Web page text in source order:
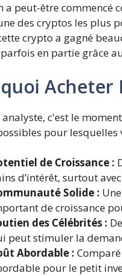
a peut-être commencé
des cryptos les plus
crypto a gagné
en partie grâce
Acheter
analyste, c'est le
pour lesquelles
de Croissance :
d’intérêt, surtout
Solide :
de croissance
des Célébrités :
peut stimuler la
Abordable :
pour le petit